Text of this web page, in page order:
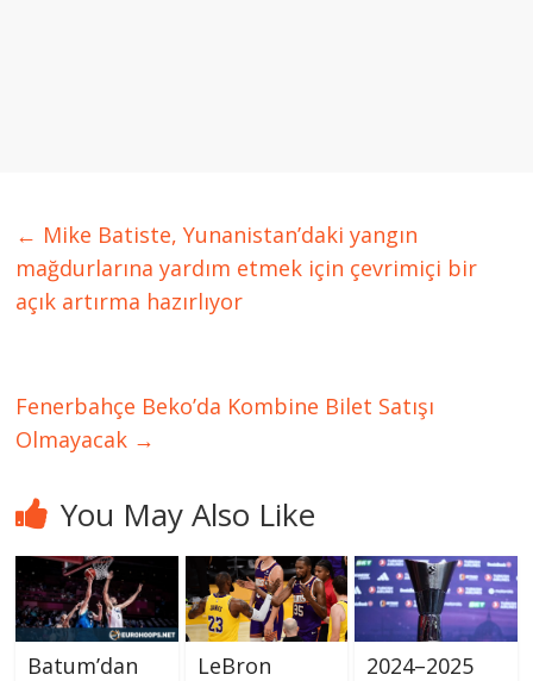
← Mike Batiste, Yunanistan’daki yangın
mağdurlarına yardım etmek için çevrimiçi bir
açık artırma hazırlıyor
Fenerbahçe Beko’da Kombine Bilet Satışı
Olmayacak →
You May Also Like
Batum’dan
LeBron
2024–2025